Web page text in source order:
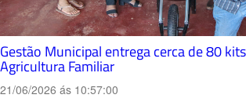
Gestão Municipal entrega cerca de 80
Agricultura Familiar
21/06/2026 ás 10:57:00